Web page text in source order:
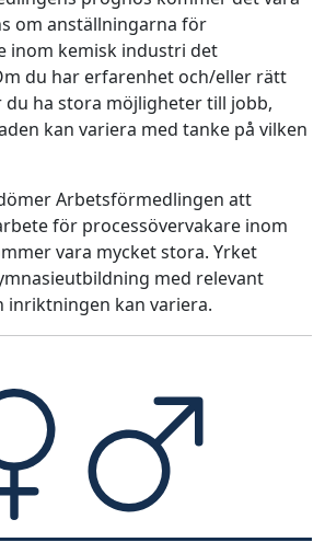
om anställningarna för
inom kemisk industri det
du har erfarenhet och/eller rätt
ha stora möjligheter till jobb,
kan variera med tanke på vilken
Arbetsförmedlingen att
för processövervakare inom
vara mycket stora. Yrket
med relevant
inriktningen kan variera.